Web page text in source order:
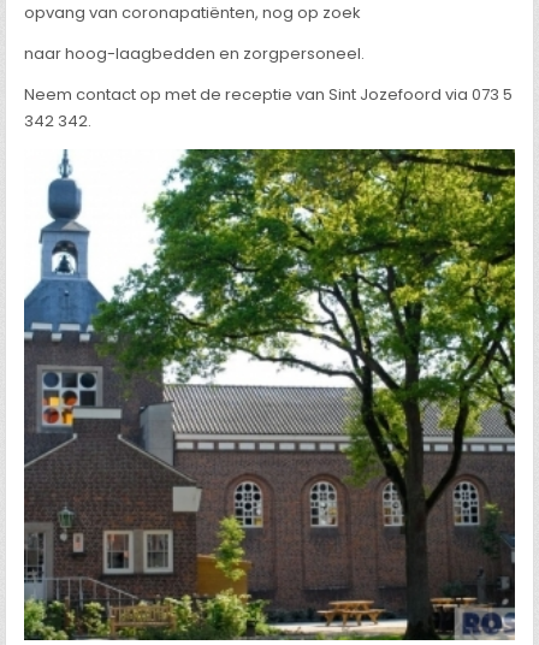
opvang van coronapatiënten, nog op zoek
naar hoog-laagbedden en zorgpersoneel.
Neem contact op met de receptie van Sint Jozefoord via 073 5
342 342.